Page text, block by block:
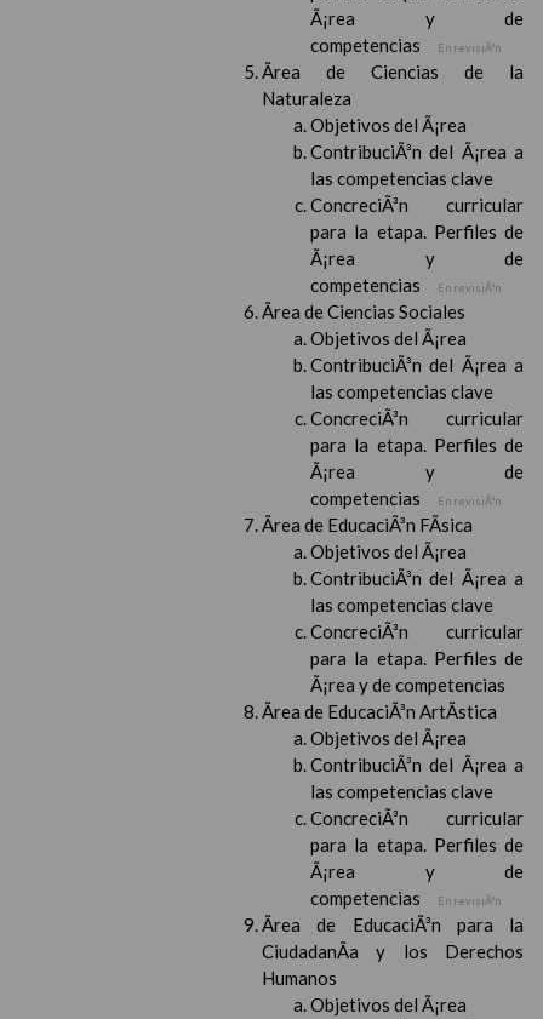
Ã¡rea y de
competencias
En revisiÃ³n
Ãrea de Ciencias de la
Naturaleza
Objetivos del Ã¡rea
ContribuciÃ³n del Ã¡rea a
las competencias clave
ConcreciÃ³n curricular
para la etapa. Perfiles de
Ã¡rea y de
competencias
En revisiÃ³n
Ãrea de Ciencias Sociales
Objetivos del Ã¡rea
ContribuciÃ³n del Ã¡rea a
las competencias clave
ConcreciÃ³n curricular
para la etapa. Perfiles de
Ã¡rea y de
competencias
En revisiÃ³n
Ãrea de EducaciÃ³n FÃ­sica
Objetivos del Ã¡rea
ContribuciÃ³n del Ã¡rea a
las competencias clave
ConcreciÃ³n curricular
para la etapa. Perfiles de
Ã¡rea y de competencias
Ãrea de EducaciÃ³n ArtÃ­stica
Objetivos del Ã¡rea
ContribuciÃ³n del Ã¡rea a
las competencias clave
ConcreciÃ³n curricular
para la etapa. Perfiles de
Ã¡rea y de
competencias
En revisiÃ³n
Ãrea de EducaciÃ³n para la
CiudadanÃ­a y los Derechos
Humanos
Objetivos del Ã¡rea